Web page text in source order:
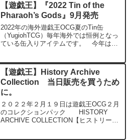
【遊戯王】『2022 Tin of the
Pharaoh’s Gods』9月発売
2022年の海外遊戯王OCG夏のTin缶
（YugiohTCG）毎年海外では恒例となっ
ている缶入りアイテムです。 今年は
つ公開となっています。 リー...
【遊戯王】History Archive
Collection 当日販売を買うため
に。
２０２２年２月１９日は遊戯王OCG２月
のコレクションパック HISTORY
ARCHIVE COLLECTION【ヒストリーア